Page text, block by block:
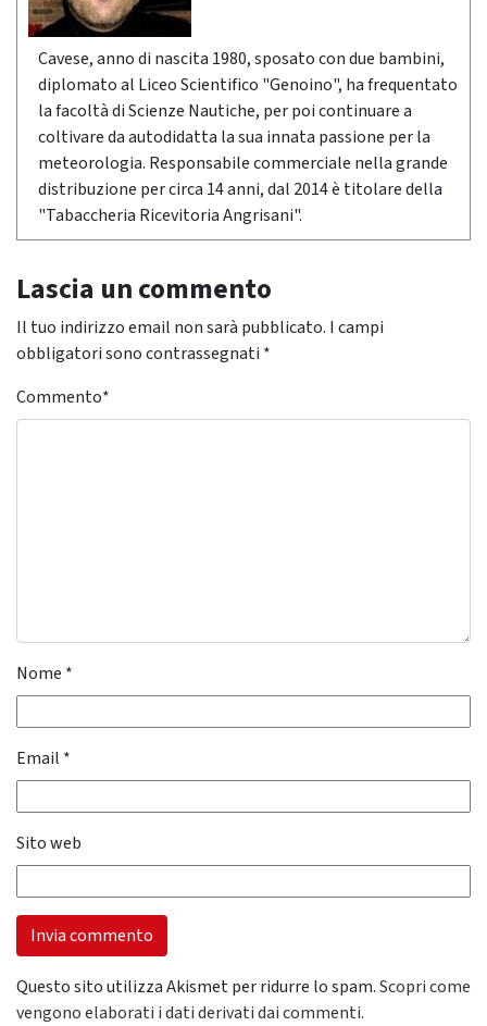
Cavese, anno di nascita 1980, sposato con due bambini,
diplomato al Liceo Scientifico "Genoino", ha frequentato
la facoltà di Scienze Nautiche, per poi continuare a
coltivare da autodidatta la sua innata passione per la
meteorologia. Responsabile commerciale nella grande
distribuzione per circa 14 anni, dal 2014 è titolare della
"Tabaccheria Ricevitoria Angrisani".
Lascia un commento
Il tuo indirizzo email non sarà pubblicato. I campi
obbligatori sono contrassegnati *
Commento*
Nome *
Email *
Sito web
Questo sito utilizza Akismet per ridurre lo spam.Scopri come
vengono elaborati i dati derivati dai commenti.